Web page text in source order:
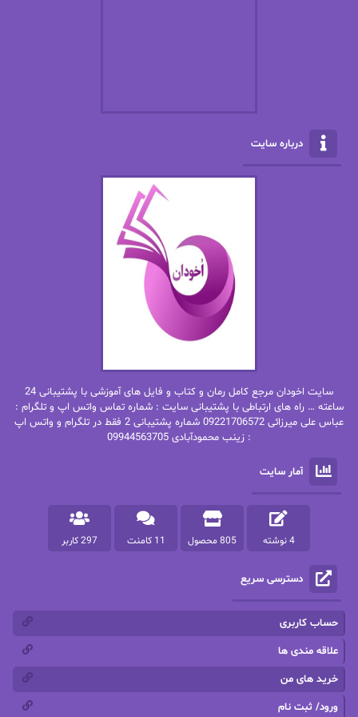
الناز محمدی
امیر فرهی
باران
بهار سلطانی
بهاره شیرازی
بهاره.م
بیتا فرخی
پاتریشیا ویلسون پرتو فرهمند
پرستو اسحقی
پرستو مهاجر
پرهام رسولی
پروانه قدیمی پروانه محمدی
پریسا شکور(طوفان خاموش)
پنلوپه وارد
تاران
درباره سایت
سایت اخودان مرجع کامل رمان و کتاب و فایل های آموزشی با پشتیبانی 24
ساعته … راه های ارتباطی با پشتیبانی سایت : شماره تماس واتس اپ و تلگرام :
عباس علی میرزائی 09221706572 شماره پشتیبانی 2 فقط در تلگرام و واتس اپ
: زینب محمودآبادی 09944563705
آمار سایت
4 نوشته 805 محصول 11 کامنت 297 کاربر
دسترسی سریع
حساب کاربری
علاقه مندی ها
خرید های من
ورود/ ثبت نام